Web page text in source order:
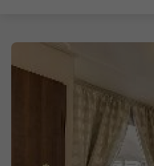
Disneyland ® Paris
Escapadinhas
Cruzeiros